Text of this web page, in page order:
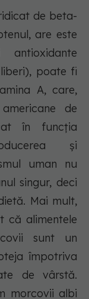
de beta-
are este
poate fi
A, care,
de
în funcția
și
uman nu
singur, deci
Mai mult,
că alimentele
sunt un
împotriva
de vârstă.
morcovii albi